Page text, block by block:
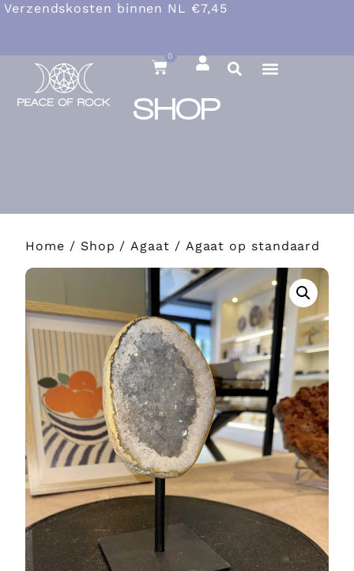
Verzendskosten binnen NL €7,45
0
SHOP
Home / Shop /Agaat / Agaat op standaard